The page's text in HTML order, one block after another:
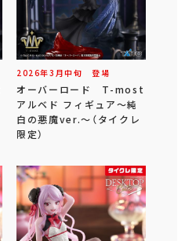
2026年3 月中旬 登場
オーバーロード T-most
アルベド フィギュア～純
白の悪魔ver.～（タイクレ
限定）